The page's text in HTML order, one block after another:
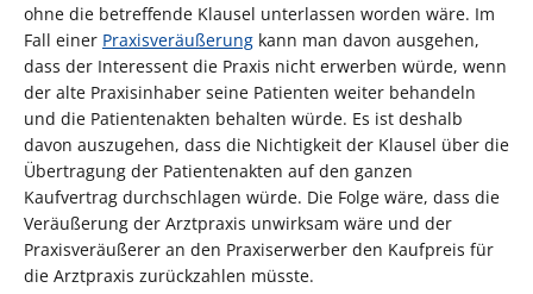
ohne die betreffende Klausel unterlassen worden wäre. Im
Fall einer Praxisveräußerung kann man davon ausgehen,
dass der Interessent die Praxis nicht erwerben würde, wenn
der alte Praxisinhaber seine Patienten weiter behandeln
und die Patientenakten behalten würde. Es ist deshalb
davon auszugehen, dass die Nichtigkeit der Klausel über die
Übertragung der Patientenakten auf den ganzen
Kaufvertrag durchschlagen würde. Die Folge wäre, dass die
Veräußerung der Arztpraxis unwirksam wäre und der
Praxisveräußerer an den Praxiserwerber den Kaufpreis für
die Arztpraxis zurückzahlen müsste.